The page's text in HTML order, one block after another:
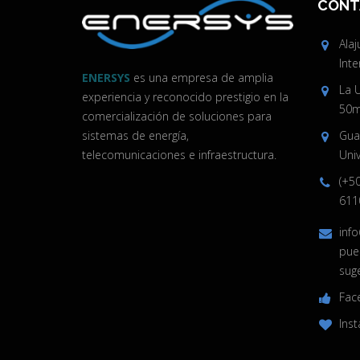
ENERSYS es una empresa de amplia
experiencia y reconocido prestigio en la
comercialización de soluciones para
sistemas de energía,
telecomunicaciones e infraestructura.
La